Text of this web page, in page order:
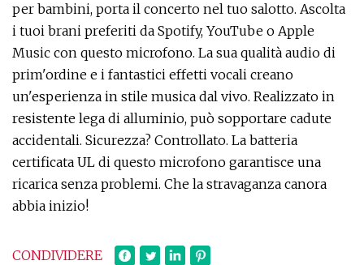
per bambini, porta il concerto nel tuo salotto. Ascolta
i tuoi brani preferiti da Spotify, YouTube o Apple
Music con questo microfono. La sua qualità audio di
prim'ordine e i fantastici effetti vocali creano
un'esperienza in stile musica dal vivo. Realizzato in
resistente lega di alluminio, può sopportare cadute
accidentali. Sicurezza? Controllato. La batteria
certificata UL di questo microfono garantisce una
ricarica senza problemi. Che la stravaganza canora
abbia inizio!
CONDIVIDERE